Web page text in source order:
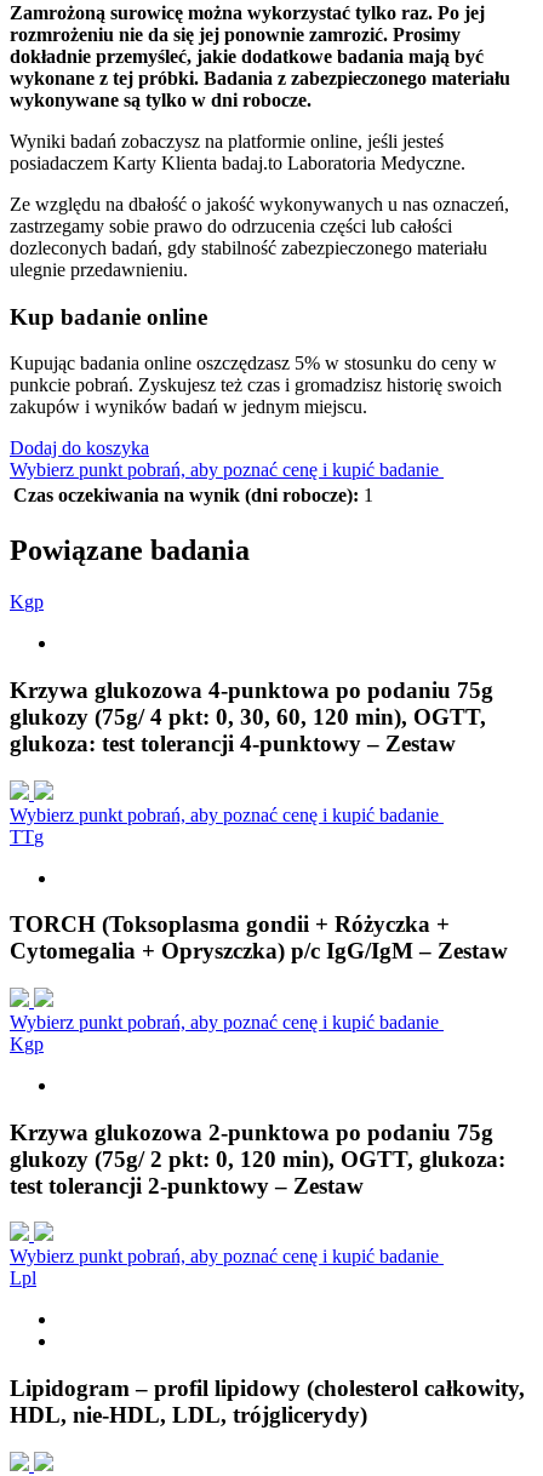
Zamrożoną surowicę można wykorzystać tylko raz. Po jej
rozmrożeniu nie da się jej ponownie zamrozić. Prosimy
dokładnie przemyśleć, jakie dodatkowe badania mają być
wykonane z tej próbki. Badania z zabezpieczonego materiału
wykonywane są tylko w dni robocze.
Wyniki badań zobaczysz na platformie online, jeśli jesteś
posiadaczem Karty Klienta badaj.to Laboratoria Medyczne.
Ze względu na dbałość o jakość wykonywanych u nas oznaczeń,
zastrzegamy sobie prawo do odrzucenia części lub całości
dozleconych badań, gdy stabilność zabezpieczonego materiału
ulegnie przedawnieniu.
Kup badanie online
Kupując badania online oszczędzasz 5% w stosunku do ceny w
punkcie pobrań. Zyskujesz też czas i gromadzisz historię swoich
zakupów i wyników badań w jednym miejscu.
Dodaj do koszyka
Wybierz punkt pobrań, aby poznać cenę i kupić badanie
Czas oczekiwania na wynik (dni robocze): 1
Powiązane badania
Kgp
Krzywa glukozowa 4-punktowa po podaniu 75g
glukozy (75g/ 4 pkt: 0, 30, 60, 120 min), OGTT,
glukoza: test tolerancji 4-punktowy – Zestaw
Wybierz punkt pobrań, aby poznać cenę i kupić badanie
TTg
TORCH (Toksoplasma gondii + Różyczka +
Cytomegalia + Opryszczka) p/c IgG/IgM – Zestaw
Wybierz punkt pobrań, aby poznać cenę i kupić badanie
Kgp
Krzywa glukozowa 2-punktowa po podaniu 75g
glukozy (75g/ 2 pkt: 0, 120 min), OGTT, glukoza:
test tolerancji 2-punktowy – Zestaw
Wybierz punkt pobrań, aby poznać cenę i kupić badanie
Lpl
Lipidogram – profil lipidowy (cholesterol całkowity,
HDL, nie-HDL, LDL, trójglicerydy)